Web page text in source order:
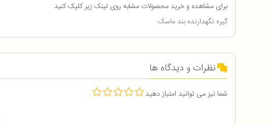
برای مشاهده و خرید محصولات مشابه روی لینک زیر کلیک کنید
گیره نگهدارنده بند ماسک
نظرات و دیدگاه ها
شما نیز می توانید امتیاز دهید